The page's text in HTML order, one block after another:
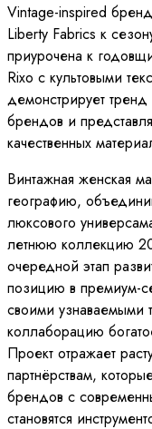
Vintage-inspired
Liberty Fabrics к
приурочена к
Rixo с культовыми
демонстрирует
брендов и
качественных
Винтажная женская
географию,
люксового
летнюю коллекцию
очередной этап
позицию в премиум-
своими узнаваемыми
коллаборацию
Проект отражает
партнёрствам,
брендов с
становятся